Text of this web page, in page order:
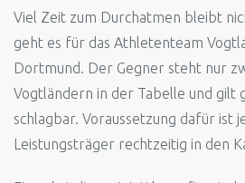
Viel Zeit zum Durchatmen bleibt
geht es für das Athletenteam
Dortmund. Der Gegner steht nur
Vogtländern in der Tabelle und gilt
schlagbar. Voraussetzung dafür ist
Leistungsträger rechtzeitig in den